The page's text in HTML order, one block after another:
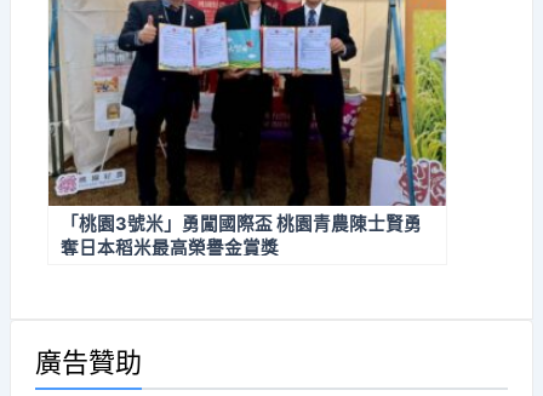
「桃園3號米」勇闖國際盃 桃園青農陳士賢勇
奪日本稻米最高榮譽金賞獎
廣告贊助